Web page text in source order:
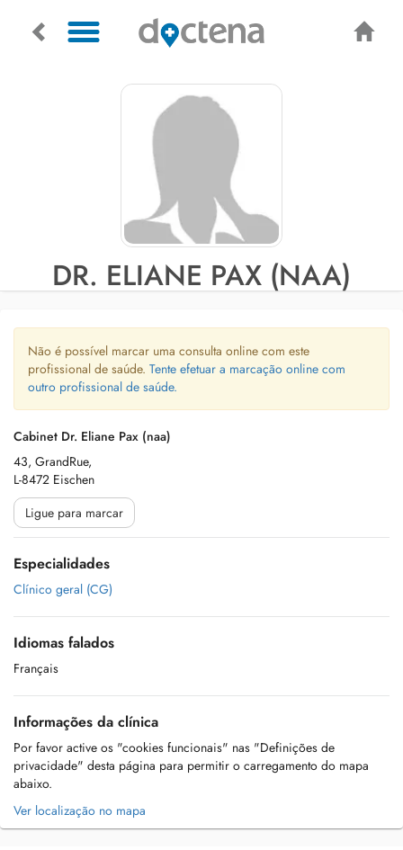
DR. ELIANE PAX (NAA)
Não é possível marcar uma consulta online com este
profissional de saúde. Tente efetuar a marcação online com
outro profissional de saúde.
Cabinet Dr. Eliane Pax (naa)
43, GrandRue,
L-8472 Eischen
Ligue para marcar
Especialidades
Clínico geral (CG)
Idiomas falados
Français
Informações da clínica
Por favor active os "cookies funcionais" nas "Definições de
privacidade" desta página para permitir o carregamento do mapa
abaixo.
Ver localização no mapa